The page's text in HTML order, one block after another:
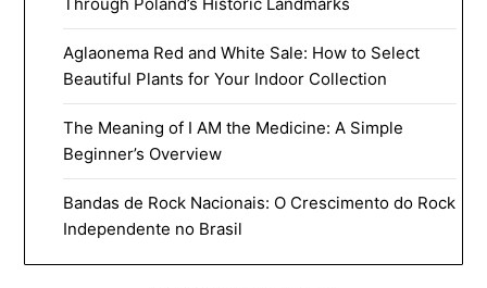
Aglaonema Red and White Sale: How to Select
Beautiful Plants for Your Indoor Collection
The Meaning of I AM the Medicine: A Simple
Beginner’s Overview
Bandas de Rock Nacionais: O Crescimento do Rock
Independente no Brasil